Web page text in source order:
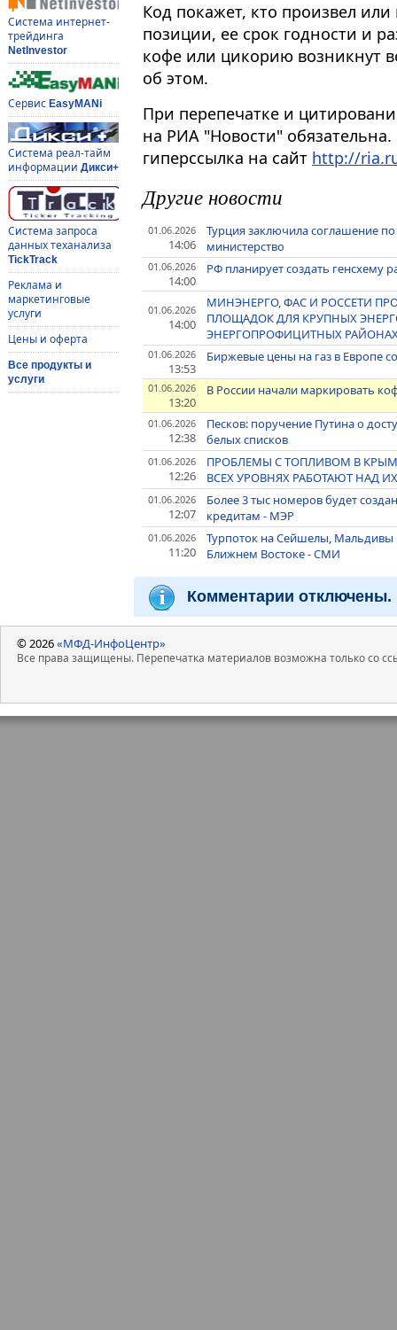
Система интернет-
трейдинга
NetInvestor
Сервис EasyMANi
Система реал-тайм
информации Дикси+
Система запроса
данных теханализа
TickTrack
Реклама и
маркетинговые
услуги
Цены и оферта
Все продукты и
услуги
Код покажет, кто произвел
позиции, ее срок годности и
кофе или цикорию возникнут
об этом.
При перепечатке и
на РИА "Новости"
гиперссылка на сайт http://
Другие новости
01.06.2026
14:06
Турция заключила соглашение
министерство
01.06.2026
14:00
РФ планирует создать
01.06.2026
14:00
МИНЭНЕРГО, ФАС И РОССЕТИ
ПЛОЩАДОК ДЛЯ КРУПНЫХ
ЭНЕРГОПРОФИЦИТНЫХ
01.06.2026
13:53
Биржевые цены на газ в Европе
01.06.2026
13:20
В России начали маркировать
01.06.2026
12:38
Песков: поручение Путина о
белых списков
01.06.2026
12:26
ПРОБЛЕМЫ С ТОПЛИВОМ В
ВСЕХ УРОВНЯХ РАБОТАЮТ НАД
01.06.2026
12:07
Более 3 тыс номеров будет
кредитам - МЭР
01.06.2026
11:20
Турпоток на Сейшелы, Мальдивы
Ближнем Востоке - СМИ
Комментарии отключены.
© 2026«МФД-ИнфоЦентр»
Все права защищены. Перепечатка материалов возможна только со